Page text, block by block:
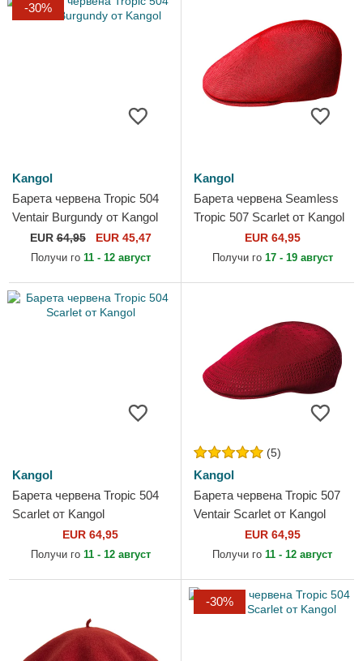
-30%
Kangol
Барета червена Tropic 504
Ventair Burgundy от Kangol
EUR64,95 EUR 45,47
Получи го 11 - 12 август
Kangol
Барета червена Seamless
Tropic 507 Scarlet от Kangol
EUR 64,95
Получи го 17 - 19 август
Kangol
Барета червена Tropic 504
Scarlet от Kangol
EUR 64,95
Получи го 11 - 12 август
(5)
Kangol
Барета червена Tropic 507
Ventair Scarlet от Kangol
EUR 64,95
Получи го 11 - 12 август
-30%